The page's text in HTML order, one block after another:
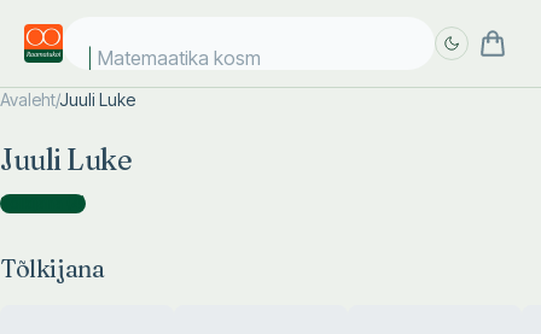
Matemaatika kosmo
Avaleht/Juuli Luke
Juuli Luke
Tõlkijana )
Tõlkijana